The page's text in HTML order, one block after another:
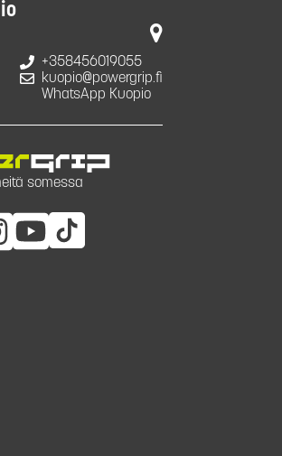
+358456019055
kuopio@powergrip.fi
WhatsApp Kuopio
somessa